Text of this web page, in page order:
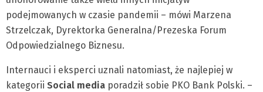
podejmowanych w czasie pandemii – mówi Marzena
Strzelczak, Dyrektorka Generalna/Prezeska Forum
Odpowiedzialnego Biznesu.
Internauci i eksperci uznali natomiast, że najlepiej w
kategorii Social media poradził sobie PKO Bank Polski. –